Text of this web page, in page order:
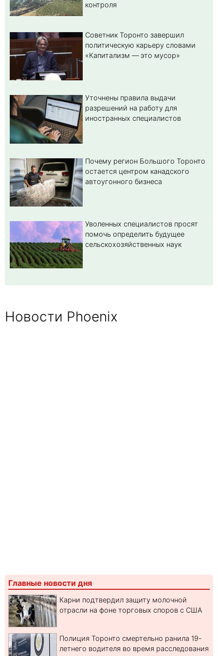
контроля
Советник Торонто завершил
политическую карьеру словами
«Капитализм — это мусор»
Уточнены правила выдачи
разрешений на работу для
иностранных специалистов
Почему регион Большого Торонто
остается центром канадского
автоугонного бизнеса
Уволенных специалистов просят
помочь определить будущее
сельскохозяйственных наук
Новости Phoenix
Главные новости дня
Карни подтвердил защиту молочной
отрасли на фоне торговых споров с США
Полиция Торонто смертельно ранила 19-
летнего водителя во время расследования